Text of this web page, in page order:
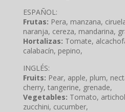
ESPAÑOL:
Frutas: Pera, manzana,
naranja, cereza, mandarina,
Hortalizas: Tomate,
calabacín, pepino,
INGLÉS:
Fruits: Pear, apple, plum,
cherry, tangerine, grenade,
Vegetables: Tomato,
zucchini, cucumber,